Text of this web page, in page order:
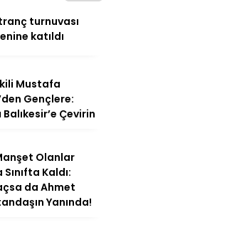
turnuvası
katıldı
Mustafa
Gençlere:
Balıkesir’e Çevirin
Olanlar
Kaldı:
da Ahmet
Yanında!